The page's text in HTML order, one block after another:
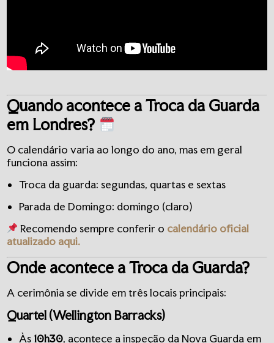
Quando acontece a Troca da Guarda
em Londres?
O calendário varia ao longo do ano, mas em geral
funciona assim:
Troca da guarda: segundas, quartas e sextas
Parada de Domingo: domingo (claro)
Recomendo sempre conferir o calendário oficial
atualizado aqui.
Onde acontece a Troca da Guarda?
A cerimônia se divide em três locais principais:
Quartel (Wellington Barracks)
Às10h30, acontece a inspeção da Nova Guarda em